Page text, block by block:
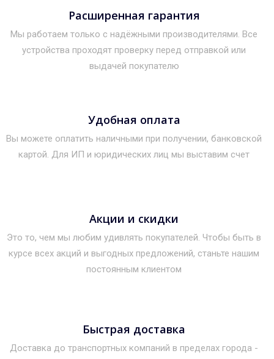
Расширенная гарантия
Мы работаем только с надёжными производителями. Все
устройства проходят проверку перед отправкой или
выдачей покупателю
Удобная оплата
Вы можете оплатить наличными при получении, банковской
картой. Для ИП и юридических лиц мы выставим счет
Акции и скидки
Это то, чем мы любим удивлять покупателей. Чтобы быть в
курсе всех акций и выгодных предложений, станьте нашим
постоянным клиентом
Быстрая доставка
Доставка до транспортных компаний в пределах города -